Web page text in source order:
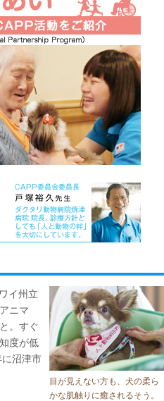
目が見えない方も、犬の柔ら
かな肌触りに癒されるそう。
イ州立
ニマ
。すぐ
度が低
沼津市